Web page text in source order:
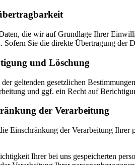
die wir auf Grundlage Ihrer
Sofern Sie die direkte Übertragung der
und Löschung
geltenden gesetzlichen
und ggf. ein Recht auf
der Verarbeitung
Einschränkung der Verarbeitung
Ihrer bei uns gespeicherten